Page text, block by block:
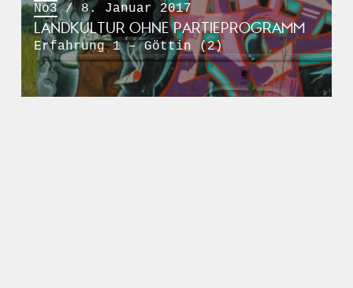
No3/ 8. Januar 2017
LANDKULTUR OHNE PARTIEPROGRAMM
Erfahrung 1 – Göttin (2)